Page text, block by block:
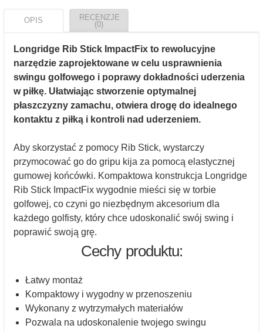
OPIS
RECENZJE
(0)
Longridge Rib Stick ImpactFix to rewolucyjne
narzędzie zaprojektowane w celu usprawnienia
swingu golfowego i poprawy dokładności uderzenia
w piłkę. Ułatwiając stworzenie optymalnej
płaszczyzny zamachu, otwiera drogę do idealnego
kontaktu z piłką i kontroli nad uderzeniem.
Aby skorzystać z pomocy Rib Stick, wystarczy
przymocować go do gripu kija za pomocą elastycznej
gumowej końcówki. Kompaktowa konstrukcja Longridge
Rib Stick ImpactFix wygodnie mieści się w torbie
golfowej, co czyni go niezbędnym akcesorium dla
każdego golfisty, który chce udoskonalić swój swing i
poprawić swoją grę.
Cechy produktu:
Łatwy montaż
Kompaktowy i wygodny w przenoszeniu
Wykonany z wytrzymałych materiałów
Pozwala na udoskonalenie twojego swingu